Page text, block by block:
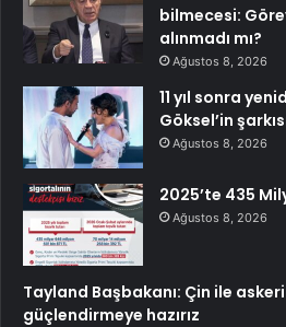
bilmecesi:
alınmadı mı?
Ağustos 8, 2026
11 yıl sonra
Göksel’in
Ağustos 8, 2026
2025’te 435
Ağustos 8, 2026
Tayland Başbakanı: Çin ile
güçlendirmeye hazırız